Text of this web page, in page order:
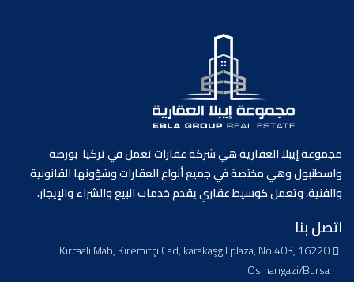
مجموعة إيبلا العقارية هي شركة عقارات تعمل في تركيا بورصة
واسطنبول وهي مختصة في جميع أنواع العقارات وشؤونها القانونية
والفنية، وتعمل كوسيط عقاري يقدم خدمات البيع والشراء والإيجار.
اتصل بنا
Kırcaali Mah, Kiremitçi Cad, karakaşgil plaza, No:403, 16220
Osmangazi/Bursa